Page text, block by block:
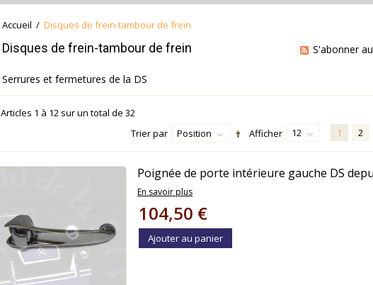
Accueil / Disques de frein-tambour de frein
S'abonner
Disques de frein-tambour de frein
Serrures et fermetures de la DS
Articles 1 à 12 sur un total de 32
1
2
Afficher 12
Trier par Position
Poignée de porte intérieure gauche DS
En savoir plus
104,50 €
Ajouter au panier